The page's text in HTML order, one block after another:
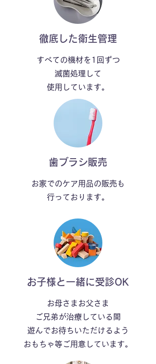
​徹底した衛生管理
すべての機材を1回ずつ
滅菌処理して
​使用しています。
​歯ブラシ販売
お家でのケア用品の販売も
​行っております。
​お子様と一緒に受診OK
お母さまお父さま
ご兄弟が治療している間
遊んでお待ちいただけるよう
​おもちゃ等ご用意しています。